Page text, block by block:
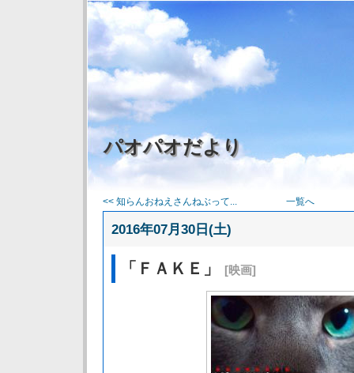
パオパオだより
<< 知らんおねえさんねぶって... 一覧へ
2016年07月30日(土)
「ＦＡＫＥ」 [映画]